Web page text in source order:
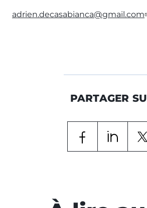
adrien.decasabianca@gmail.com
PARTAGER